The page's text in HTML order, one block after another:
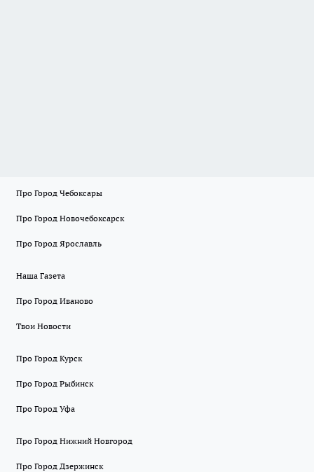
Про Город Чебоксары
Про Город Новочебоксарск
Про Город Ярославль
Наша Газета
Про Город Иваново
Твои Новости
Про Город Курск
Про Город Рыбинск
Про Город Уфа
Про Город Нижний Новгород
Про Город Дзержинск